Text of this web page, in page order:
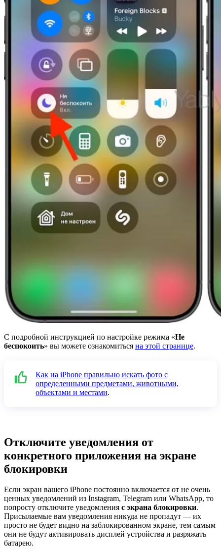
С подробной инструкцией по настройке режима «Не
беспокоить» вы можете ознакомиться на этой странице.
Как на iPhone правильно искать фото с
определенными предметами, животными,
объектами и местами.
Отключите уведомления от
конкретного приложения на экране
блокировки
Если экран вашего iPhone постоянно включается от не очень
ценных уведомлений из Instagram, Telegram или WhatsApp, то
попросту отключите уведомления с экрана блокировки.
Присылаемые вам уведомления никуда не пропадут — их
просто не будет видно на заблокированном экране, тем самым
они не будут активировать дисплей устройства и разряжать
батарею.